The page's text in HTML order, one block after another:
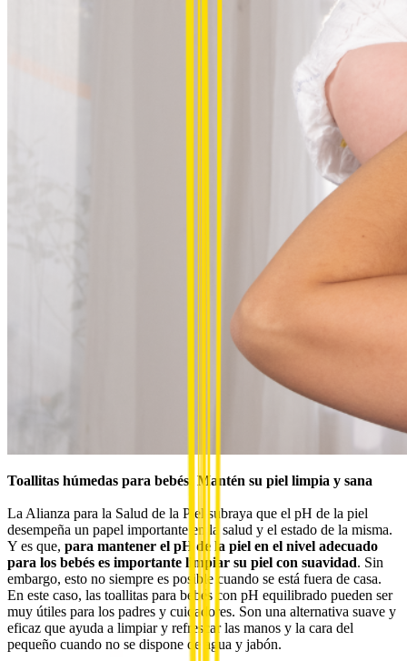
Toallitas húmedas para bebés: Mantén su piel limpia y sana
La Alianza para la Salud de la Piel subraya que el pH de la piel
desempeña un papel importante en la salud y el estado de la misma.
Y es que, para mantener el pH de la piel en el nivel adecuado
para los bebés es importante limpiar su piel con suavidad. Sin
embargo, esto no siempre es posible cuando se está fuera de casa.
En este caso, las toallitas para bebés con pH equilibrado pueden ser
muy útiles para los padres y cuidadores. Son una alternativa suave y
eficaz que ayuda a limpiar y refrescar las manos y la cara del
pequeño cuando no se dispone de agua y jabón.